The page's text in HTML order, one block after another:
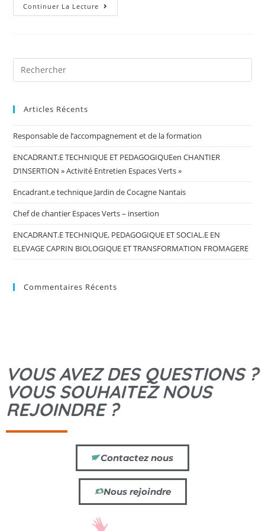
Continuer La Lecture
Articles Récents
Responsable de l’accompagnement et de la formation
ENCADRANT.E TECHNIQUE ET PEDAGOGIQUEen CHANTIER
D’INSERTION » Activité Entretien Espaces Verts »
Encadrant.e technique Jardin de Cocagne Nantais
Chef de chantier Espaces Verts – insertion
ENCADRANT.E TECHNIQUE, PEDAGOGIQUE ET SOCIAL.E EN
ELEVAGE CAPRIN BIOLOGIQUE ET TRANSFORMATION FROMAGERE
Commentaires Récents
VOUS AVEZ DES QUESTIONS ?
VOUS SOUHAITEZ NOUS
REJOINDRE ?
Contactez nous
Nous rejoindre